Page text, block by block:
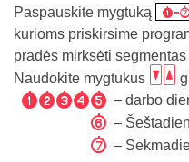
Paspauskite mygtuką /
kurioms priskirsime
pradės mirksėti
Naudokite mygtukus bc
12345 – darbo
6 –
7 –